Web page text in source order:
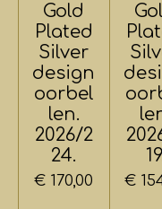
Gold
Plated
Silver
design
oorbel
len.
2026/2
24.
€ 170,00 €